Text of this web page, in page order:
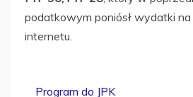
podatkowym poniósł wydatki
internetu.
Program do JPK